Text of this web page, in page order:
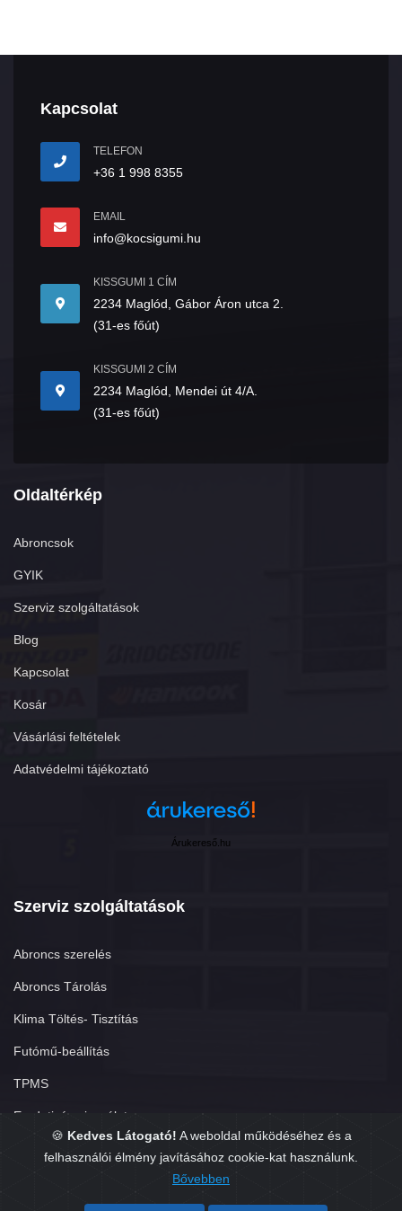
🍪 Kedves Látogató! A weboldal működéséhez és a
felhasználói élmény javításához cookie-kat használunk.
Bővebben
Kapcsolat
TELEFON
+36 1 998 8355
EMAIL
info@kocsigumi.hu
KISSGUMI 1 CÍM
2234 Maglód, Gábor Áron utca 2.
(31-es főút)
KISSGUMI 2 CÍM
2234 Maglód, Mendei út 4/A.
(31-es főút)
Oldaltérkép
Abroncsok
GYIK
Szerviz szolgáltatások
Blog
Kapcsolat
Kosár
Vásárlási feltételek
Adatvédelmi tájékoztató
Árukereső.hu
Szerviz szolgáltatások
Abroncs szerelés
Abroncs Tárolás
Klima Töltés- Tisztítás
Futómű-beállítás
TPMS
Eredetiség vizsgálat
Copyright © 2026. Készítette: